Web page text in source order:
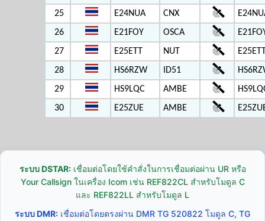
25
E24NUA CNX
26
E21FOY OSCA
27
E25ETT NUT
28
HS6RZW ID51
29
HS9LQC AMBE
30
E25ZUE AMBE
ระบบ DSTAR:เชื่อมต่อโดยใช้คำสั่งในการเชื่อมต่อผ่าน UR หรือ
Your Callsign ในเครื่อง Icom เช่น REF822CL สำหรับโมดูล C
และ REF822LL สำหรับโมดูล L
ระบบ DMR: เชื่อมต่อโดยตรงผ่าน DMR TG 520822 โมดูล C, TG